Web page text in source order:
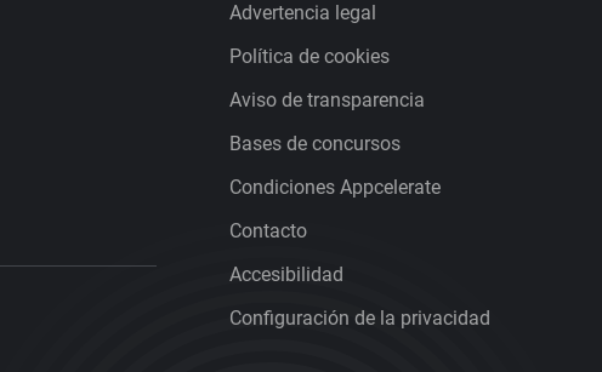
Advertencia legal
Política de cookies
Aviso de transparencia
Bases de concursos
Condiciones Appcelerate
Contacto
Accesibilidad
Configuración de la privacidad